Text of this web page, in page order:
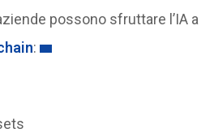
possono sfruttare l’IA a
: